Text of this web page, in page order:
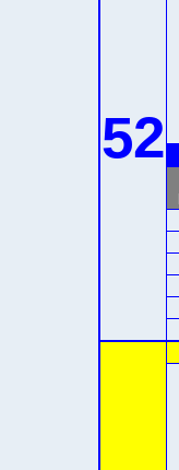
52